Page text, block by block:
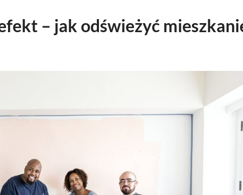
– jak odświeżyć